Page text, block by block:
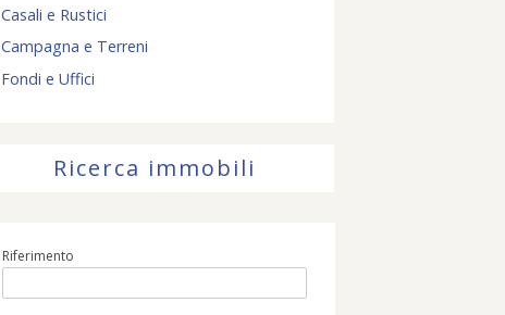
Casali e Rustici
Campagna e Terreni
Fondi e Uffici
Ricerca immobili
Riferimento